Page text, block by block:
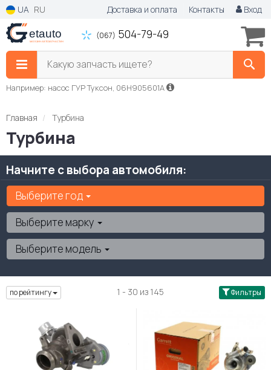
UA RU Доставка и оплата Контакты Вход
(067) 504-79-49
Какую запчасть ищете?
Например: насос ГУР Туксон, 06H905601A
Главная Турбина
Турбина
Начните с выбора автомобиля:
Выберите год
Выберите марку
Выберите модель
по рейтингу 1 - 30 из 145 Фильтры